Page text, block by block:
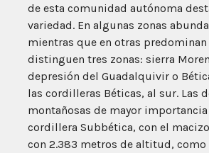
de esta comunidad autónoma
variedad. En algunas zonas
mientras que en otras predominan
distinguen tres zonas: sierra
depresión del Guadalquivir o
las cordilleras Béticas, al sur. Las
montañosas de mayor importancia
cordillera Subbética, con el macizo
con 2.383 metros de altitud,